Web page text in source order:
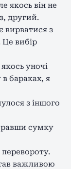
якось він не
другий.
вирватися з
Це вибір
уночі
бараках, я
з іншого
сумку
перевороту.
важливою